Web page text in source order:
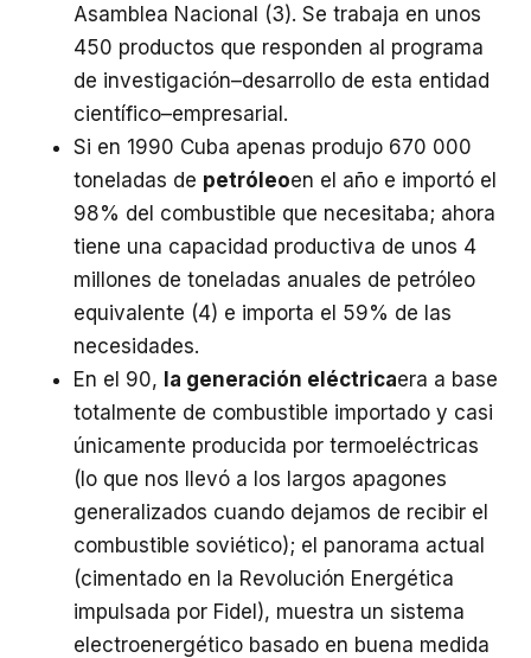
Asamblea Nacional (3). Se trabaja en unos
450 productos que responden al programa
de investigación–desarrollo de esta entidad
científico–empresarial.
Si en 1990 Cuba apenas produjo 670 000
toneladas de petróleoen el año e importó el
98% del combustible que necesitaba; ahora
tiene una capacidad productiva de unos 4
millones de toneladas anuales de petróleo
equivalente (4) e importa el 59% de las
necesidades.
En el 90, la generación eléctricaera a base
totalmente de combustible importado y casi
únicamente producida por termoeléctricas
(lo que nos llevó a los largos apagones
generalizados cuando dejamos de recibir el
combustible soviético); el panorama actual
(cimentado en la Revolución Energética
impulsada por Fidel), muestra un sistema
electroenergético basado en buena medida